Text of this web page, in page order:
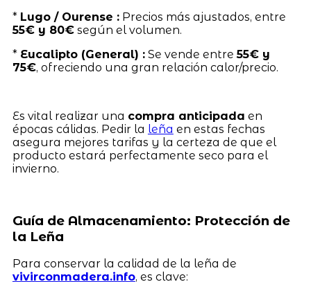
* Lugo / Ourense :Precios más ajustados, entre
55€ y 80€según el volumen.
* Eucalipto (General) :Se vende entre55€ y
75€, ofreciendo una gran relación calor/precio.
Es vital realizar una compra anticipada en
épocas cálidas. Pedir la leña en estas fechas
asegura mejores tarifas y la certeza de que el
producto estará perfectamente seco para el
invierno.
Guía de Almacenamiento: Protección de
la Leña
Para conservar la calidad de la leña de
vivirconmadera.info, es clave: